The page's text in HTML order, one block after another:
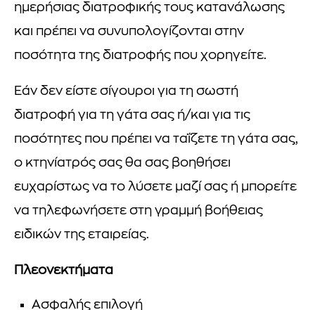
ημερήσιας διατροφικής τους κατανάλωσης
και πρέπει να συνυπολογίζονται στην
ποσότητα της διατροφής που χορηγείτε.
Εάν δεν είστε σίγουροι για τη σωστή
διατροφή για τη γάτα σας ή/και για τις
ποσότητες που πρέπει να ταΐζετε τη γάτα σας,
ο κτηνίατρός σας θα σας βοηθήσει
ευχαρίστως να το λύσετε μαζί σας ή μπορείτε
να τηλεφωνήσετε στη γραμμή βοήθειας
ειδικών της εταιρείας.
Πλεονεκτήματα
Ασφαλής επιλογή